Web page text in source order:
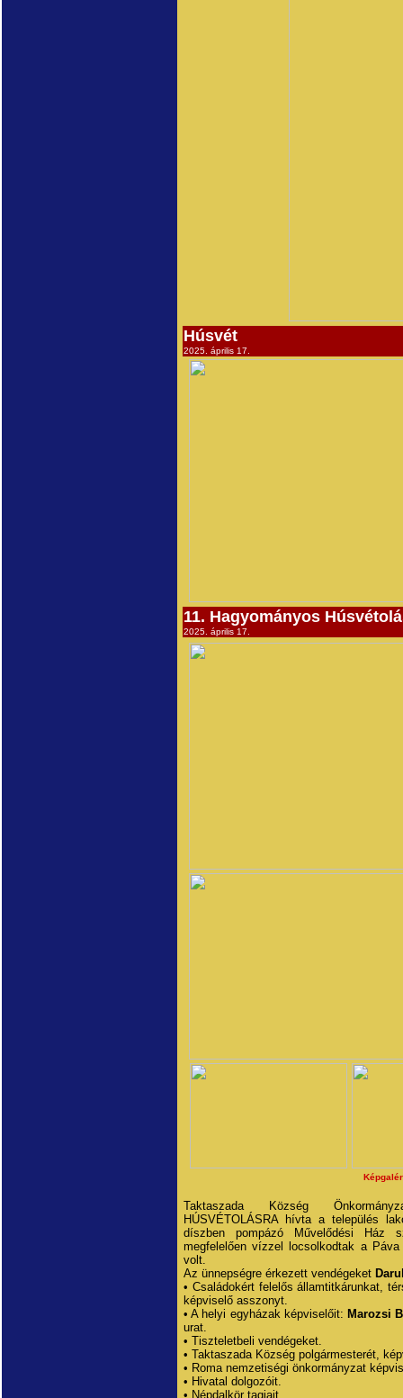
Húsvét
2025. április 17.
11. Hagyományos
2025. április 17.
Taktaszada Község
HÚSVÉTOLÁSRA hívta a település
díszben pompázó Művelődési Ház
megfelelően vízzel locsolkodtak a
volt.
Az ünnepségre érkezett vendégeket
• Családokért felelős államtitkárunkat,
képviselő asszonyt.
• A helyi egyházak képviselőit: Marozsi
urat.
• Tiszteletbeli vendégeket.
• Taktaszada Község polgármesterét,
• Roma nemzetiségi önkormányzat
• Hivatal dolgozóit.
• Népdalkör tagjait.